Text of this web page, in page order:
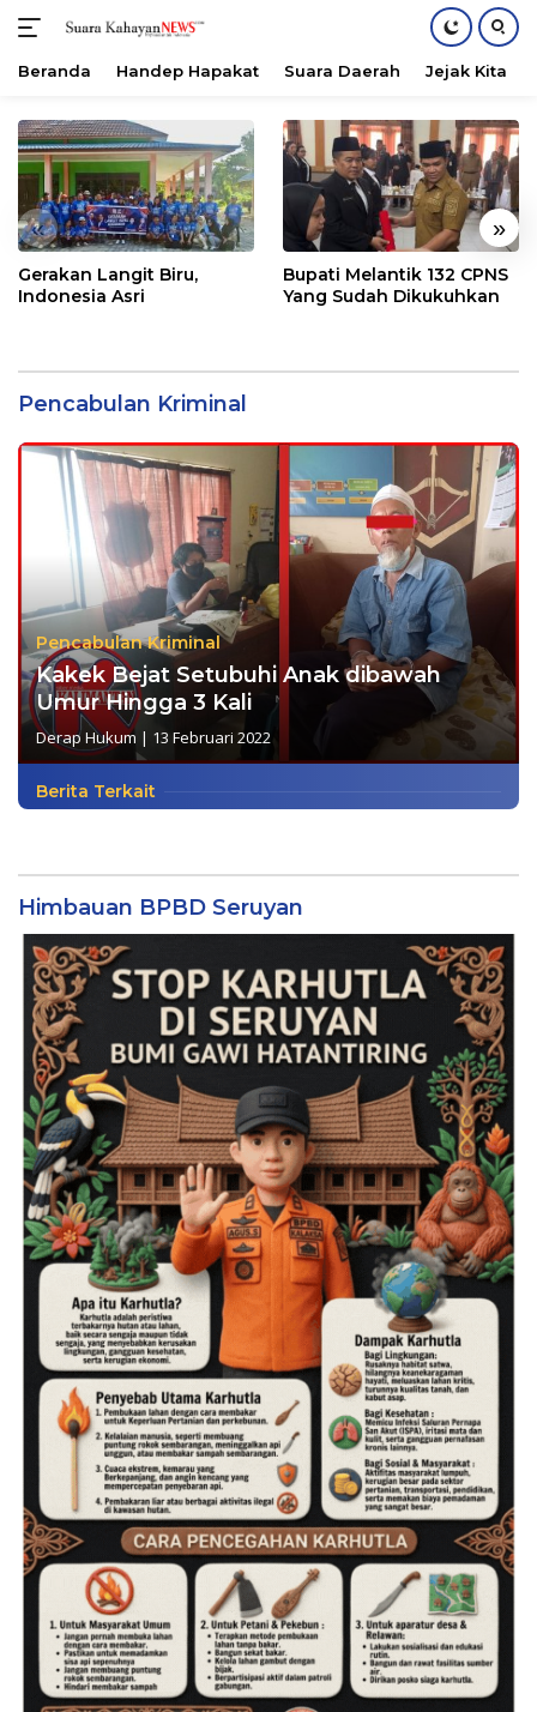
konten
Beranda Handep Hapakat Suara Daerah Jejak Kita
« »
Gerakan Langit Biru,
Indonesia Asri
Bupati Melantik 132 CPNS
Yang Sudah Dikukuhkan
Pencabulan Kriminal
Pencabulan Kriminal
Kakek Bejat Setubuhi Anak dibawah
Umur Hingga 3 Kali
Derap Hukum | 13 Februari 2022
Berita Terkait
Himbauan BPBD Seruyan